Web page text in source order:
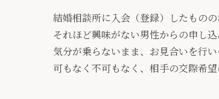
結婚相談所に入会（登録）したもの
それほど興味がない男性からの申し
気分が乗らないまま、お見合いを行
可もなく不可もなく、相手の交際希